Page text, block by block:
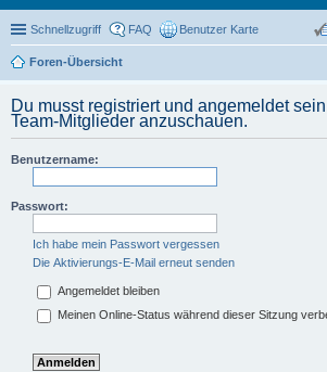
Schnellzugriff FAQ Benutzer Karte
Foren-Übersicht
Du musst registriert und angemeldet
Team-Mitglieder anzuschauen.
Benutzername:
Passwort:
Ich habe mein Passwort vergessen
Die Aktivierungs-E-Mail erneut senden
Angemeldet bleiben
Meinen Online-Status während dieser Sitzung